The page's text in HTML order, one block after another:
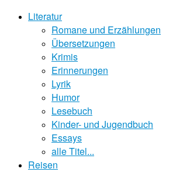
Literatur
Romane und Erzählungen
Übersetzungen
Krimis
Erinnerungen
Lyrik
Humor
Lesebuch
Kinder- und Jugendbuch
Essays
alle Titel...
Reisen